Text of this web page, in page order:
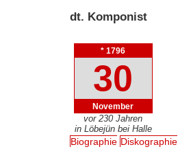
dt. Komponist
* 1796
30
November
vor 230 Jahren
in Löbejün bei Halle
Biographie Diskographie